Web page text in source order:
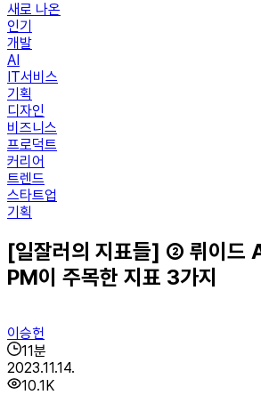
새로 나온
인기
개발
AI
IT서비스
기획
디자인
비즈니스
프로덕트
커리어
트렌드
스타트업
기획
[일잘러의 지표들] ② 뤼이드
PM이 주목한 지표 3가지
이승헌
11분
2023.11.14.
10.1K